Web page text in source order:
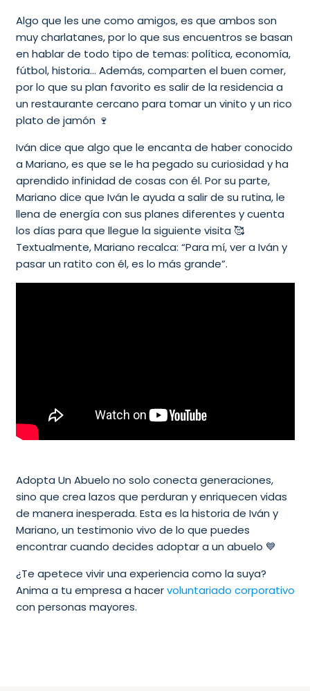
Algo que les une como amigos, es que ambos son
muy charlatanes, por lo que sus encuentros se basan
en hablar de todo tipo de temas: política, economía,
fútbol, historia… Además, comparten el buen comer,
por lo que su plan favorito es salir de la residencia a
un restaurante cercano para tomar un vinito y un rico
plato de jamón 🍷
Iván dice que algo que le encanta de haber conocido
a Mariano, es que se le ha pegado su curiosidad y ha
aprendido infinidad de cosas con él. Por su parte,
Mariano dice que Iván le ayuda a salir de su rutina, le
llena de energía con sus planes diferentes y cuenta
los días para que llegue la siguiente visita 🥰
Textualmente, Mariano recalca: “Para mí, ver a Iván y
pasar un ratito con él, es lo más grande”.
Adopta Un Abuelo no solo conecta generaciones,
sino que crea lazos que perduran y enriquecen vidas
de manera inesperada. Esta es la historia de Iván y
Mariano, un testimonio vivo de lo que puedes
encontrar cuando decides adoptar a un abuelo 💙
¿Te apetece vivir una experiencia como la suya?
Anima a tu empresa a hacervoluntariado corporativo
con personas mayores.